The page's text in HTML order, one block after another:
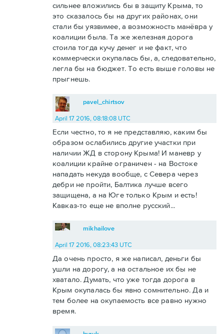
сильнее вложились бы в защиту Крыма, то
это сказалось бы на других районах, они
стали бы уязвимее, а возможность манёвра у
коалиции была. Та же железная дорога
стоила тогда кучу денег и не факт, что
коммерчески окупалась бы, а, следовательно,
легла бы на бюджет. То есть выше головы не
прыгнешь.
pavel_chirtsov
April 17 2016, 08:18:08 UTC
Если честно, то я не представляю, каким бы
образом ослабились другие участки при
наличии ЖД в сторону Крыма! И маневр у
коалиции крайне ограничен - на Востоке
нападать некуда вообще, с Севера через
дебри не пройти, Балтика лучше всего
защищена, а на Юге только Крым и есть!
Кавказ-то еще не вполне русский...
mikhailove
April 17 2016, 08:23:43 UTC
Да очень просто, я же написал, деньги бы
ушли на дорогу, а на остальное их бы не
хватало. Думать, что уже тогда дорога в
Крым окупалась бы явно сомнительно. Да и
тем более на окупаемость все равно нужно
время.